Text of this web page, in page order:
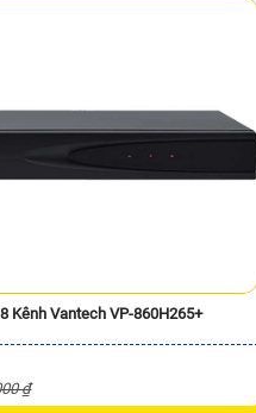
Kênh Vantech VP-860H265+
₫